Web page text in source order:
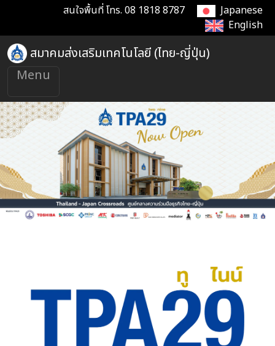
สนใจพื้นที่โทร. 08 1818 8787
Japanese
English
สมาคมส่งเสริมเทคโนโลยี (ไทย-ญี่ปุ่น)
Menu